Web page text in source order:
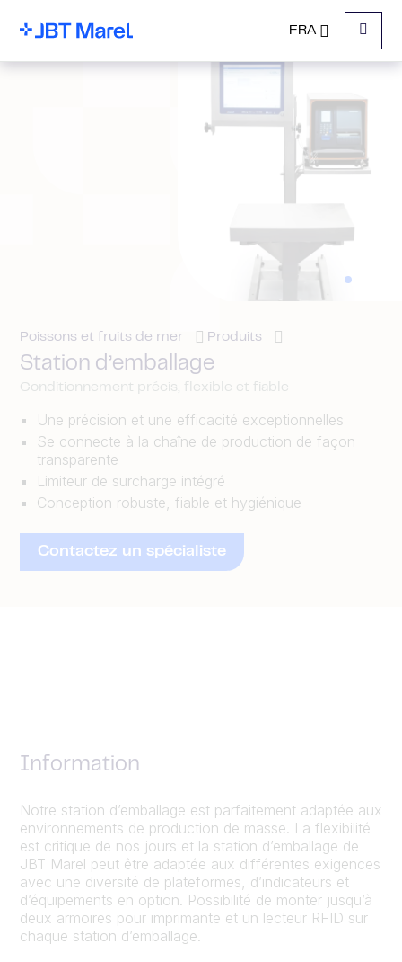
FRA
Menu
Poissons et fruits de mer Produits
Station d’emballage
Conditionnement précis, flexible et fiable
Une précision et une efficacité exceptionnelles
Se connecte à la chaîne de production de façon
transparente
Limiteur de surcharge intégré
Conception robuste, fiable et hygiénique
Contactez un spécialiste
Information
Notre station d’emballage est parfaitement adaptée aux
environnements de production de masse. La flexibilité
est critique de nos jours et la station d’emballage de
JBT Marel peut être adaptée aux différentes exigences
avec une diversité de plateformes, d’indicateurs et
d’équipements en option. Possibilité de monter jusqu’à
deux armoires pour imprimante et un lecteur RFID sur
chaque station d’emballage.